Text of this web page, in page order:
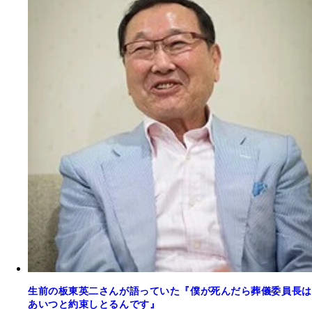
生前の板東英二さんが語っていた『僕が死んだら葬儀委員長は
あいつと約束しとるんです』